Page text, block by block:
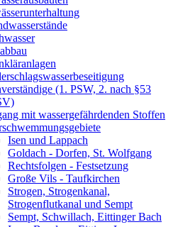
(1. PSW, 2. nach §53
mit wassergefährdenden Stoffen
Isen und Lappach
Goldach - Dorfen, St. Wolfgang
Rechtsfolgen - Festsetzung
Große Vils - Taufkirchen
Strogen, Strogenkanal,
Strogenflutkanal und Sempt
Sempt, Schwillach, Eittinger Bach